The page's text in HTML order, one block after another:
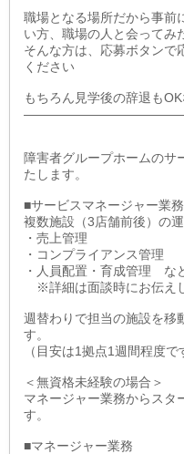
職場となる場所だから事前
い方、職場の人と会ってみ
そんな方は、応募ボタンで
ください
もちろん見学後の辞退も
障害者グループホームのサ
たします。
■サービスマネージャー業務
複数施設（3店舗前後）の
・売上管理
・コンプライアンス管理
・人員配置・育成管理 な
※詳細は面談時にお伝え
週替わりで担当の施設を移
す。
（目安は1拠点1週間程度
＜無資格未経験の場合＞
マネージャー業務からスタ
す。
■マネージャー業務